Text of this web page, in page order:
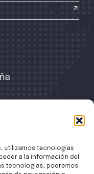
utilizamos tecnologías
a la información del
tecnologías, podremos